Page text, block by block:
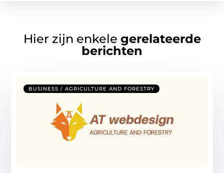
Hier zijn enkele gerelateerde
berichten
BUSINESS / AGRICULTURE AND FORESTRY